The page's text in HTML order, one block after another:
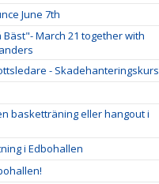
June 7th
March 21 together with
- Skadehanteringskurs
basketträning eller hangout i
i Edbohallen